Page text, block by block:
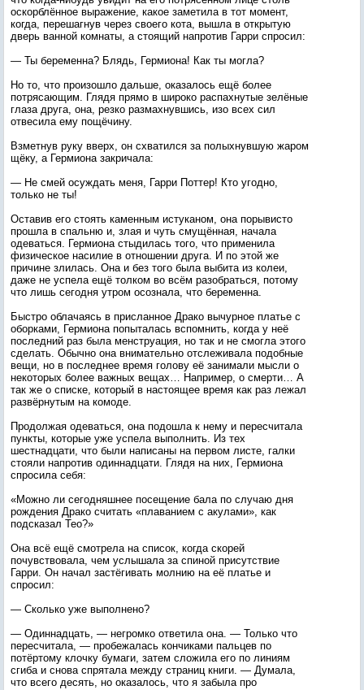
оскорблённое выражение, какое заметила в тот момент,
когда, перешагнув через своего кота, вышла в открытую
дверь ванной комнаты, а стоящий напротив Гарри спросил:
— Ты беременна? Блядь, Гермиона! Как ты могла?
Но то, что произошло дальше, оказалось ещё более
потрясающим. Глядя прямо в широко распахнутые зелёные
глаза друга, она, резко размахнувшись, изо всех сил
отвесила ему пощёчину.
Взметнув руку вверх, он схватился за полыхнувшую жаром
щёку, а Гермиона закричала:
— Не смей осуждать меня, Гарри Поттер! Кто угодно,
только не ты!
Оставив его стоять каменным истуканом, она порывисто
прошла в спальню и, злая и чуть смущённая, начала
одеваться. Гермиона стыдилась того, что применила
физическое насилие в отношении друга. И по этой же
причине злилась. Она и без того была выбита из колеи,
даже не успела ещё толком во всём разобраться, потому
что лишь сегодня утром осознала, что беременна.
Быстро облачаясь в присланное Драко вычурное платье с
оборками, Гермиона попыталась вспомнить, когда у неё
последний раз была менструация, но так и не смогла этого
сделать. Обычно она внимательно отслеживала подобные
вещи, но в последнее время голову её занимали мысли о
некоторых более важных вещах… Например, о смерти… А
так же о списке, который в настоящее время как раз лежал
развёрнутым на комоде.
Продолжая одеваться, она подошла к нему и пересчитала
пункты, которые уже успела выполнить. Из тех
шестнадцати, что были написаны на первом листе, галки
стояли напротив одиннадцати. Глядя на них, Гермиона
спросила себя:
«Можно ли сегодняшнее посещение бала по случаю дня
рождения Драко считать «плаванием с акулами», как
подсказал Тео?»
Она всё ещё смотрела на список, когда скорей
почувствовала, чем услышала за спиной присутствие
Гарри. Он начал застёгивать молнию на её платье и
спросил:
— Сколько уже выполнено?
— Одиннадцать, — негромко ответила она. — Только что
пересчитала, — пробежалась кончиками пальцев по
потёртому клочку бумаги, затем сложила его по линиям
сгиба и снова спрятала между страниц книги. — Думала,
что всего десять, но оказалось, что я забыла про